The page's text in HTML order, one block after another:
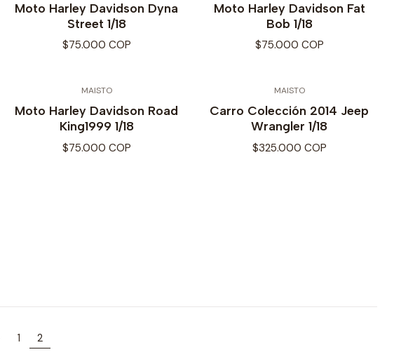
Moto Harley Davidson Dyna
Street 1/18
$75.000 COP
Moto Harley Davidson Fat
Bob 1/18
$75.000 COP
MAISTO
Moto Harley Davidson Road
King1999 1/18
$75.000 COP
MAISTO
Carro Colección 2014 Jeep
Wrangler 1/18
$325.000 COP
1 2